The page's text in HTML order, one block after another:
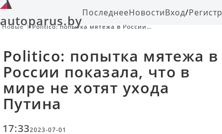
autoparus.byПоследнееНовостиВход/
Новые
Politico: попытка мятежа в России
Politico: попытка мятежа в
России показала, что в
мире не хотят ухода
Путина
17:332023-07-01